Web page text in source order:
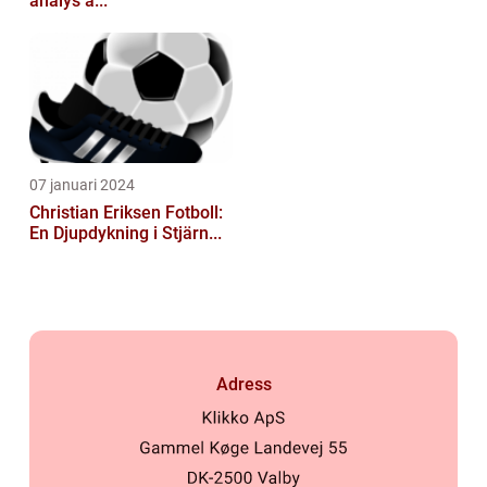
07 januari 2024
Christian Eriksen Fotboll:
En Djupdykning i Stjärn...
Adress